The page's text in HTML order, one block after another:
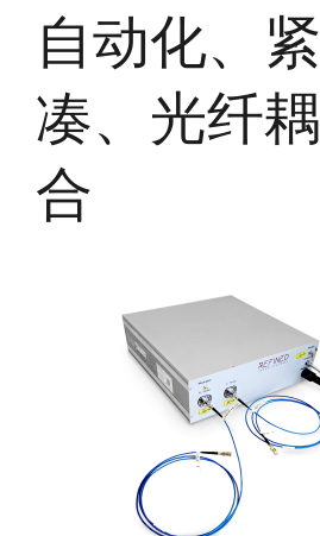
自动化、紧
凑、光纤耦
合